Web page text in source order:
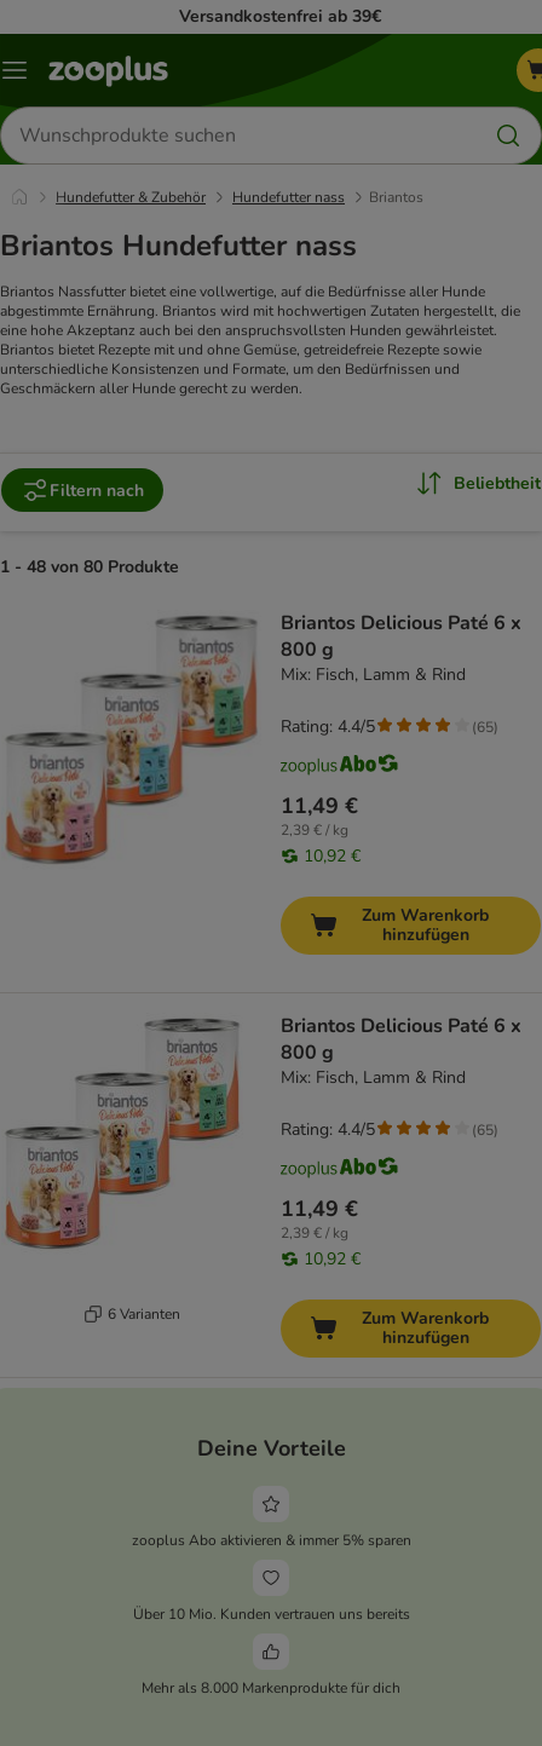
Versandkostenfrei ab 39€
Menü
Produkte
suchen
Hundefutter & Zubehör Hundefutter nass Briantos
Briantos Hundefutter nass
Briantos Nassfutter bietet eine vollwertige, auf die Bedürfnisse aller Hunde
abgestimmte Ernährung. Briantos wird mit hochwertigen Zutaten hergestellt, die
eine hohe Akzeptanz auch bei den anspruchsvollsten Hunden gewährleistet.
Briantos bietet Rezepte mit und ohne Gemüse, getreidefreie Rezepte sowie
unterschiedliche Konsistenzen und Formate, um den Bedürfnissen und
Geschmäckern aller Hunde gerecht zu werden.
Filtern nach Beliebtheit
1 - 48 von 80 Produkte
Briantos Delicious Paté 6 x
800 g
Mix: Fisch, Lamm & Rind
11,49 €
2,39 € / kg
10,92 €
Rating: 4.4/5 (65)
Zum Warenkorb
hinzufügen
6 Varianten
Briantos Delicious Paté 6 x
800 g
Mix: Fisch, Lamm & Rind
11,49 €
2,39 € / kg
10,92 €
Rating: 4.4/5 (65)
Zum Warenkorb
hinzufügen
Deine Vorteile
zooplus Abo aktivieren & immer 5% sparen
Über 10 Mio. Kunden vertrauen uns bereits
Mehr als 8.000 Markenprodukte für dich